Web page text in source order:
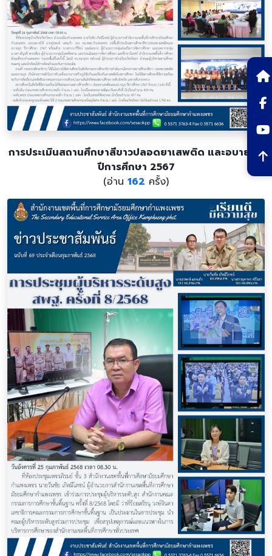
การประเมินสถานศึกษาสีขาวปลอดยาเสพติด และอบายมุข
ปีการศึกษา 2567
(อ่าน 162 ครั้ง)